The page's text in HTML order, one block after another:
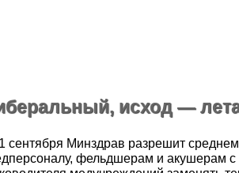
исход —
сентября Минздрав разрешит
фельдшерам и акушерам